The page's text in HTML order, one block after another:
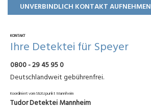
UNVERBINDLICH KONTAKT AUFNEHMEN
KONTAKT
Ihre Detektei für Speyer
0800 - 29 45 95 0
Deutschlandweit gebührenfrei.
Koordiniert vom Stützpunkt Mannheim
Tudor Detektei Mannheim